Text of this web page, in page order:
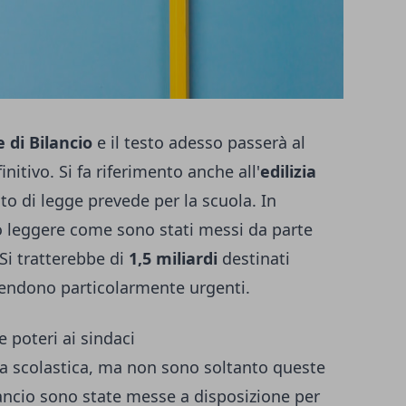
di Bilancio e il testo adesso passerà al
Si fa riferimento anche all'edilizia
di legge prevede per la scuola. In
come sono stati messi da parte
tratterebbe di 1,5 miliardi destinati
particolarmente urgenti.
poteri ai sindaci
scolastica, ma non sono soltanto queste
sono state messe a disposizione per